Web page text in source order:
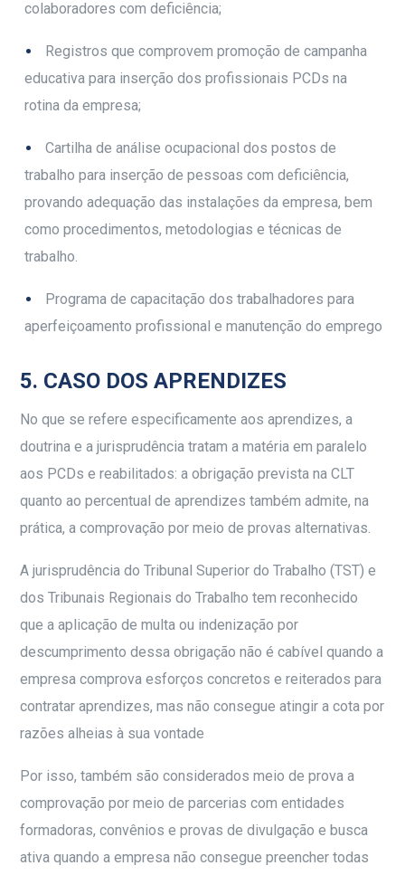
colaboradores com deficiência;
Registros que comprovem promoção de campanha
educativa para inserção dos profissionais PCDs na
rotina da empresa;
Cartilha de análise ocupacional dos postos de
trabalho para inserção de pessoas com deficiência,
provando adequação das instalações da empresa, bem
como procedimentos, metodologias e técnicas de
trabalho.
Programa de capacitação dos trabalhadores para
aperfeiçoamento profissional e manutenção do emprego
5. CASO DOS APRENDIZES
No que se refere especificamente aos aprendizes, a
doutrina e a jurisprudência tratam a matéria em paralelo
aos PCDs e reabilitados: a obrigação prevista na CLT
quanto ao percentual de aprendizes também admite, na
prática, a comprovação por meio de provas alternativas.
A jurisprudência do Tribunal Superior do Trabalho (TST) e
dos Tribunais Regionais do Trabalho tem reconhecido
que a aplicação de multa ou indenização por
descumprimento dessa obrigação não é cabível quando a
empresa comprova esforços concretos e reiterados para
contratar aprendizes, mas não consegue atingir a cota por
razões alheias à sua vontade
Por isso, também são considerados meio de prova a
comprovação por meio de parcerias com entidades
formadoras, convênios e provas de divulgação e busca
ativa quando a empresa não consegue preencher todas